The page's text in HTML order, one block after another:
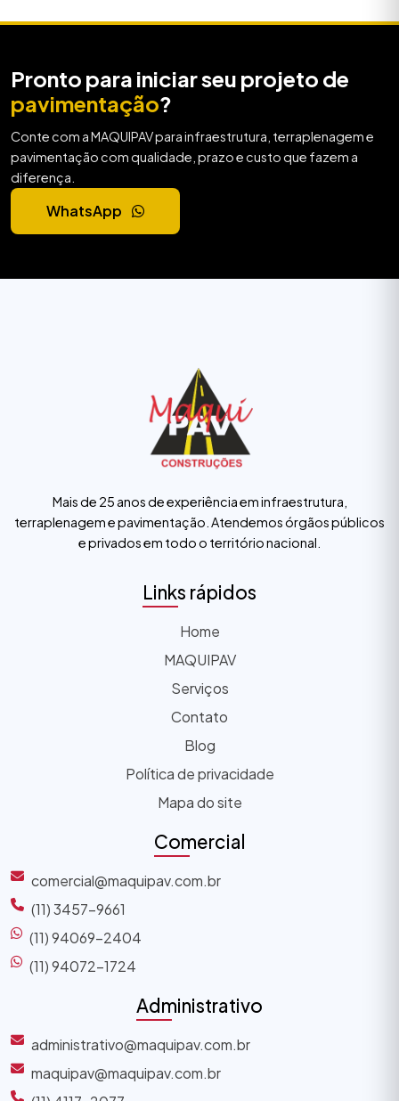
Pronto para iniciar seu projeto de
pavimentação?
Conte com a MAQUIPAV para infraestrutura, terraplenagem e
pavimentação com qualidade, prazo e custo que fazem a
diferença.
WhatsApp
Mais de 25 anos de experiência em infraestrutura,
terraplenagem e pavimentação. Atendemos órgãos públicos
e privados em todo o território nacional.
Links rápidos
Home
MAQUIPAV
Serviços
Contato
Blog
Política de privacidade
Mapa do site
Comercial
comercial@maquipav.com.br
(11) 3457-9661
(11) 94069-2404
(11) 94072-1724
Administrativo
administrativo@maquipav.com.br
maquipav@maquipav.com.br